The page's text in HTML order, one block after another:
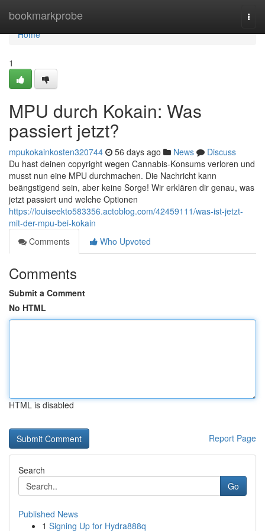
bookmarkprobe
Home
Home
1
MPU durch Kokain: Was
passiert jetzt?
mpukokainkosten320744 56 days ago News
Discuss
Du hast deinen copyright wegen Cannabis-Konsums verloren und
musst nun eine MPU durchmachen. Die Nachricht kann
beängstigend sein, aber keine Sorge! Wir erklären dir genau, was
jetzt passiert und welche Optionen
https://louiseekto583356.actoblog.com/42459111/was-ist-jetzt-
mit-der-mpu-bei-kokain
Comments
Who Upvoted
Comments
Submit a Comment
No HTML
HTML is disabled
Report Page
Search
Go
Published News
1 Signing Up for Hydra888q